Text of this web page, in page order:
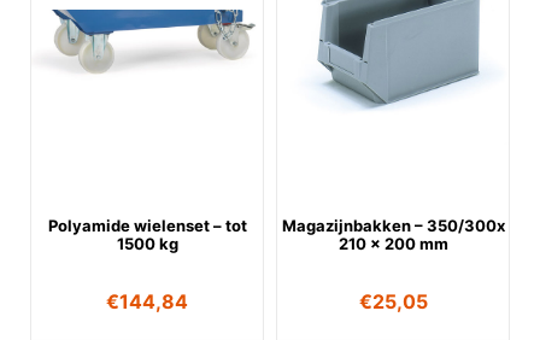
Polyamide wielenset – tot
1500 kg
€144,84
Magazijnbakken – 350/300x
210 x 200 mm
€25,05